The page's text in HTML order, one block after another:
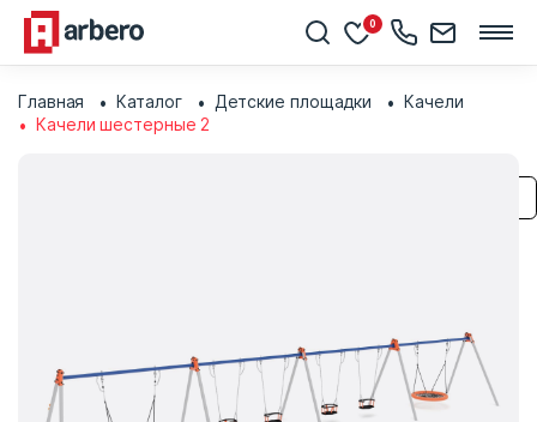
0
Главная Каталог Детские площадки
Качели
Качели шестерные 2